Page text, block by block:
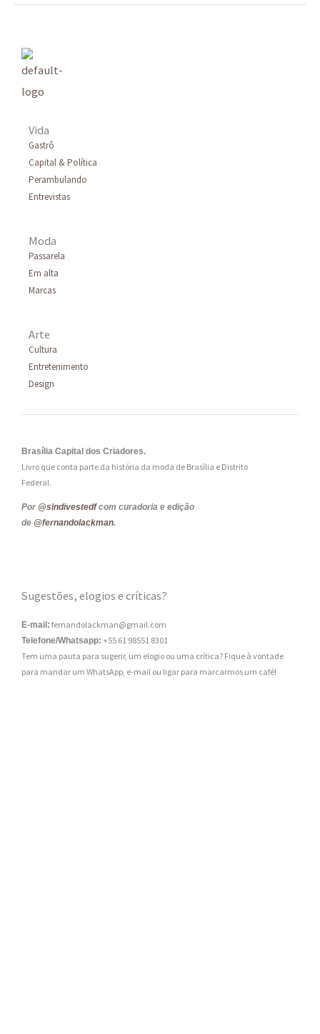
Vida
Gastrô
Capital & Política
Perambulando
Entrevistas
Moda
Passarela
Em alta
Marcas
Arte
Cultura
Entretenimento
Design
Brasília Capital dos Criadores.
Livro que conta parte da história da moda de Brasília e Distrito
Federal.
Por @sindivestedfcom curadoria e edição
de @fernandolackman.
Sugestões, elogios e críticas?
E-mail: fernandolackman@gmail.com
Telefone/Whatsapp: +55 61 98551 8301
Tem uma pauta para sugerir, um elogio ou uma crítica? Fique à vontade
para mandar um WhatsApp, e-mail ou ligar para marcarmos um café!